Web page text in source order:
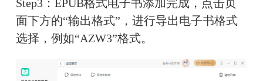
Step3：EPUB格式电子书添加完成，点击页
面下方的“输出格式”，进行导出电子书格式
选择，例如“AZW3”格式。